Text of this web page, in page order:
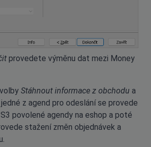
provedete výměnu dat mezi Money
Stáhnout informace z obchodu a
z agend pro odeslání se provede
povolené agendy na eshop a poté
stažení změn objednávek a